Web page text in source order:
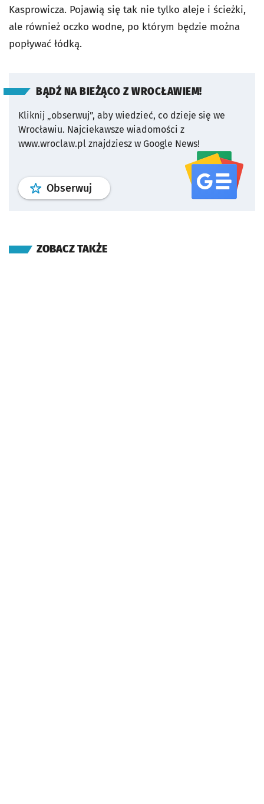
Kasprowicza. Pojawią się tak nie tylko aleje i ścieżki,
ale również oczko wodne, po którym będzie można
popływać łódką.
BĄDŹ NA BIEŻĄCO Z WROCŁAWIEM!
Kliknij „obserwuj”, aby wiedzieć, co dzieje się we
Wrocławiu. Najciekawsze wiadomości z
www.wroclaw.pl znajdziesz w Google News!
Obserwuj profil serwisu
ZOBACZ TAKŻE